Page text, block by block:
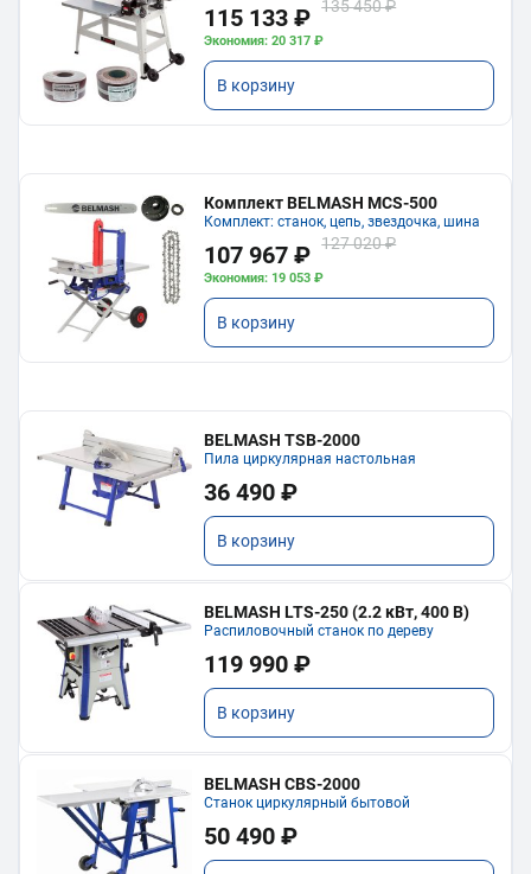
115 133 ₽ 135 450 ₽
Экономия: 20 317 ₽
В корзину
Комплект BELMASH MCS-500
Комплект: станок, цепь, звездочка, шина
107 967 ₽ 127 020 ₽
Экономия: 19 053 ₽
В корзину
BELMASH TSB-2000
Пила циркулярная настольная
36 490 ₽
В корзину
BELMASH LTS-250 (2.2 кВт, 400 В)
Распиловочный станок по дереву
119 990 ₽
В корзину
BELMASH CBS-2000
Станок циркулярный бытовой
50 490 ₽